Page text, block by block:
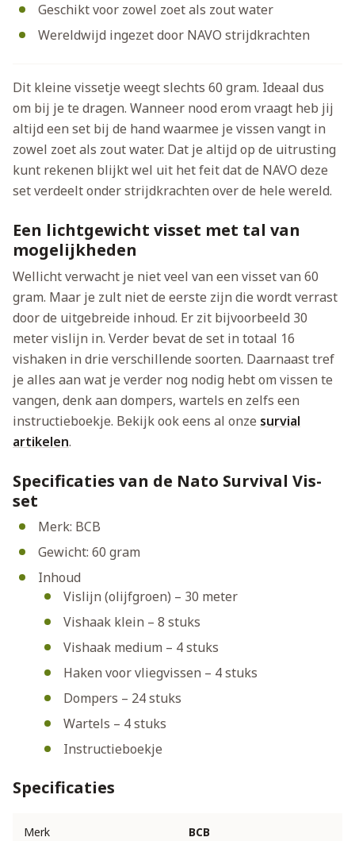
Geschikt voor zowel zoet als zout water
Wereldwijd ingezet door NAVO strijdkrachten
Dit kleine vissetje weegt slechts 60 gram. Ideaal dus
om bij je te dragen. Wanneer nood erom vraagt heb jij
altijd een set bij de hand waarmee je vissen vangt in
zowel zoet als zout water. Dat je altijd op de uitrusting
kunt rekenen blijkt wel uit het feit dat de NAVO deze
set verdeelt onder strijdkrachten over de hele wereld.
Een lichtgewicht visset met tal van
mogelijkheden
Wellicht verwacht je niet veel van een visset van 60
gram. Maar je zult niet de eerste zijn die wordt verrast
door de uitgebreide inhoud. Er zit bijvoorbeeld 30
meter vislijn in. Verder bevat de set in totaal 16
vishaken in drie verschillende soorten. Daarnaast tref
je alles aan wat je verder nog nodig hebt om vissen te
vangen, denk aan dompers, wartels en zelfs een
instructieboekje. Bekijk ook eens al onze survial
artikelen.
Specificaties van de Nato Survival Vis-
set
Merk: BCB
Gewicht: 60 gram
Inhoud
Vislijn (olijfgroen) – 30 meter
Vishaak klein – 8 stuks
Vishaak medium – 4 stuks
Haken voor vliegvissen – 4 stuks
Dompers – 24 stuks
Wartels – 4 stuks
Instructieboekje
Specificaties
Merk BCB